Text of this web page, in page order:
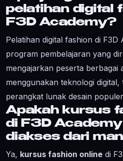
pelatihan digital
F3D Academy?
Pelatihan digital fashion di F3D
program pembelajaran yang
mengajarkan peserta berbagai
menggunakan teknologi
perangkat lunak desain
Apakah kursus
di F3D
diakses dari
Ya, kursus fashion online di